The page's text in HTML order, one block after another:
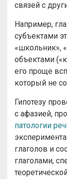
связей с
Например,
субъектами
«школьник»,
объектами
его проще
который не
Гипотезу
с афазией,
патологии
глаголов и
глаголами,